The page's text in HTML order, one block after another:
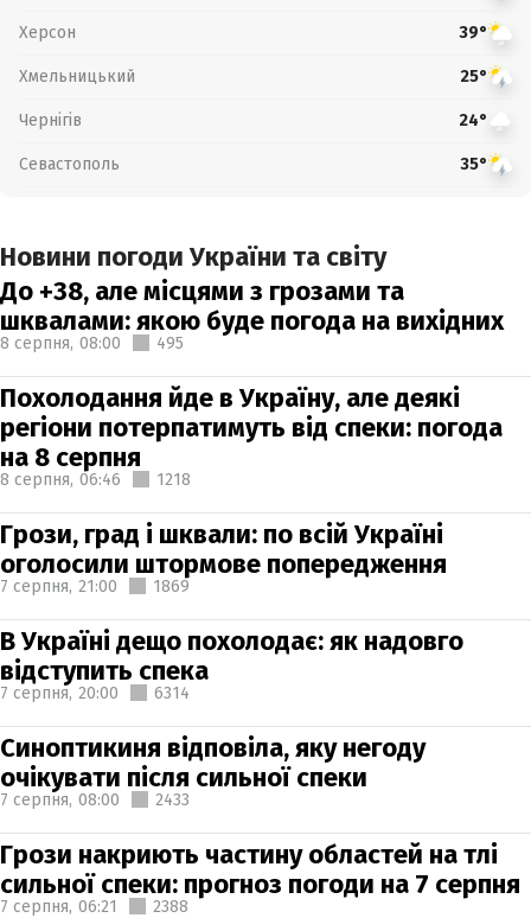
Херсон 39°
Хмельницький 25°
Чернігів 24°
Севастополь 35°
Новини погоди України та світу
До +38, але місцями з грозами та
шквалами: якою буде погода на вихідних
8 серпня, 08:00 495
Похолодання йде в Україну, але деякі
регіони потерпатимуть від спеки: погода
на 8 серпня
8 серпня, 06:46 1218
Грози, град і шквали: по всій Україні
оголосили штормове попередження
7 серпня, 21:00 1869
В Україні дещо похолодає: як надовго
відступить спека
7 серпня, 20:00 6314
Синоптикиня відповіла, яку негоду
очікувати після сильної спеки
7 серпня, 08:00 2433
Грози накриють частину областей на тлі
сильної спеки: прогноз погоди на 7 серпня
7 серпня, 06:21 2388